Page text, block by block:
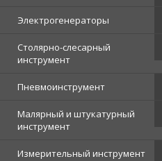
Электрогенераторы
Столярно-слесарный
инструмент
Пневмоинструмент
Малярный и штукатурный
инструмент
Измерительный инструмент